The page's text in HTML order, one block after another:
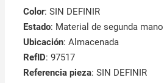
Color: SIN DEFINIR
Estado: Material de segunda mano
Ubicación: Almacenada
RefID: 97517
Referencia pieza: SIN DEFINIR